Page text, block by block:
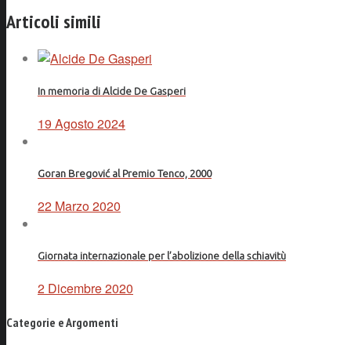
Articoli simili
In memoria di Alcide De Gasperi
19 Agosto 2024
Goran Bregović al Premio Tenco, 2000
22 Marzo 2020
Giornata internazionale per l’abolizione della schiavitù
2 Dicembre 2020
Categorie e Argomenti